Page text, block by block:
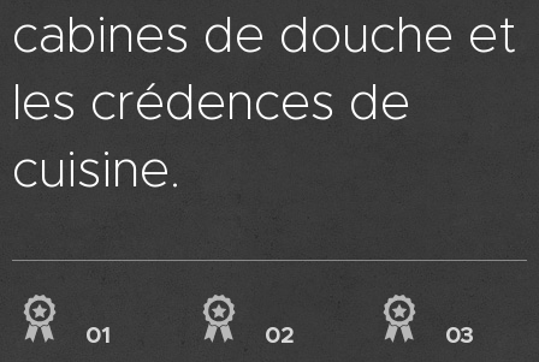
cabines de douche et
les crédences de
cuisine.
01 02 03